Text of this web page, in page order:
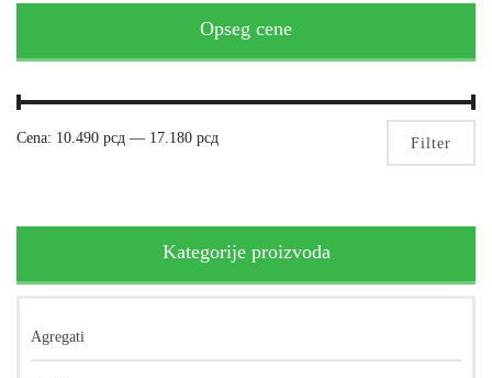
Opseg cene
Filter
Cena: 10.490 рсд — 17.180 рсд
Kategorije proizvoda
Agregati